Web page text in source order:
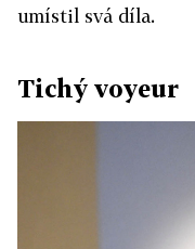
umístil svá díla.
Tichý voyeur